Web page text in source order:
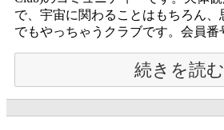
で、宇宙に関わることはもちろん
でもやっちゃうクラブです。会員番
続きを読む